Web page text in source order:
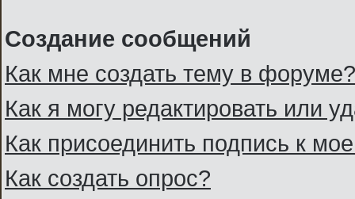
Создание сообщений
Как мне создать тему в форуме?
Как я могу редактировать или
Как присоединить подпись к
Как создать опрос?